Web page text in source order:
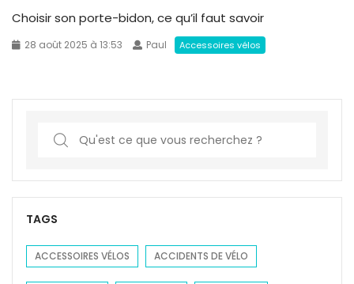
Choisir son porte-bidon, ce qu’il faut savoir
28 août 2025 à 13:53 Paul Accessoires vélos
r
c
f
TAGS
ACCESSOIRES VÉLOS ACCIDENTS DE VÉLO